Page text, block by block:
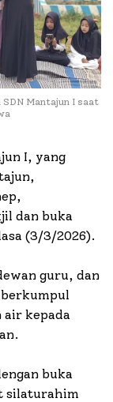
SDN Mantajun I saat
I, yang
dan buka
(3/3/2026).
guru, dan
berkumpul
air kepada
buka
silaturahim